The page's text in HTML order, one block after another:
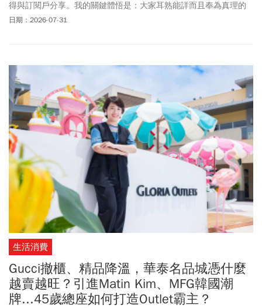
得與訂閱戶分享。我的關鍵體悟是：大家耳熟能詳而且奉為真理的
「漲時重勢、跌時重質」原來是句屁話。當我勘破這個道理時，頓
日期：2026-07-31
生活消費
Gucci撤櫃、精品降溫，華泰名品城憑什麼
越賣越旺？引進Matin Kim、MFG韓國潮
牌...45歲總座如何打造Outlet霸主？